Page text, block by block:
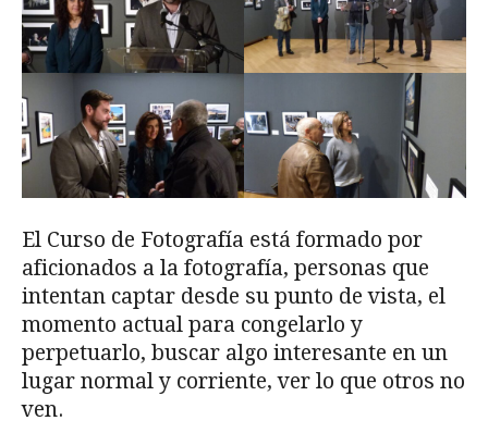
El Curso de Fotografía está formado por
aficionados a la fotografía, personas que
intentan captar desde su punto de vista, el
momento actual para congelarlo y
perpetuarlo, buscar algo interesante en un
lugar normal y corriente, ver lo que otros no
ven.